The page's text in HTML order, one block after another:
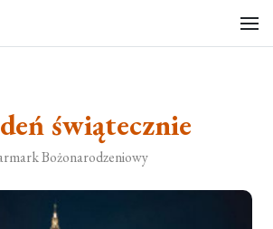
świątecznie
Bożonarodzeniowy